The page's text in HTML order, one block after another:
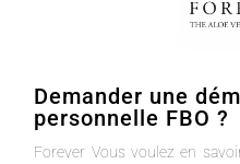
Demander une
personnelle FBO ?
Forever Vous voulez en